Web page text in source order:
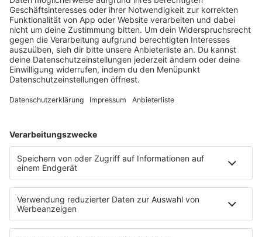
verwandeln könnten, was wäre das?
In einen Beach Club! Die Musik wäre da, das Sendepult wäre die
Theke und die Sonnenstühle würde ich besorgen. Danach noch
eine Tonne Sand, viele Menschen und schon hat man Urlaub bei
der Arbeit!
Vervollständige den Satz: "Das Beste am Radio ist..."
vermittelt! Einen Lieblingssong streamen ist 100 mal weniger
schön, als ihn live im Radio zu hören. Das Gefühl wird niemals
etwas ersetzen können!
Ohne diese Sache könnte ich nicht überleben:
Schlaf! Seit ich vor 15 Jahren Mutter wurde, kommt diese
Antwort immer noch als erstes in den Sinn. Es ist einfach die
Basis für einen erfolgreichen, glücklichen Tag.